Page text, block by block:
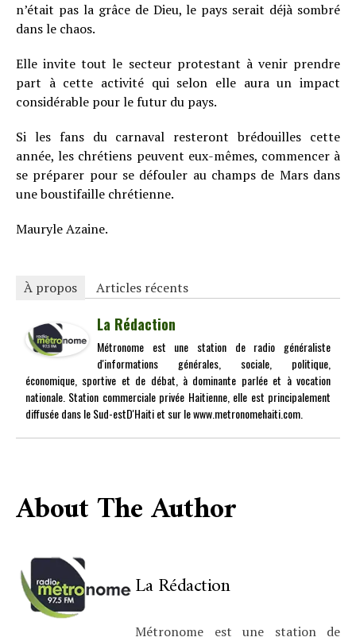
n’était pas la grâce de Dieu, le pays serait déjà sombré
dans le chaos.
Elle invite tout le secteur protestant à venir prendre
part à cette activité qui selon elle aura un impact
considérable pour le futur du pays.
Si les fans du carnaval resteront brédouilles cette
année, les chrétiens peuvent eux-mêmes, commencer à
se préparer pour se défouler au champs de Mars dans
une boustifaille chrétienne.
Mauryle Azaine.
À propos Articles récents
La Rédaction
Métronome est une station de radio généraliste
d'informations générales, sociale, politique,
économique, sportive et de débat, à dominante parlée et à vocation
nationale. Station commerciale privée Haitienne, elle est principalement
diffusée dans le Sud-estD'Haiti et sur le www.metronomehaiti.com.
About The Author
La Rédaction
Métronome est une station de